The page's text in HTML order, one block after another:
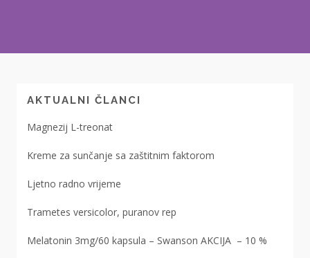
AKTUALNI ČLANCI
Magnezij L-treonat
Kreme za sunčanje sa zaštitnim faktorom
Ljetno radno vrijeme
Trametes versicolor, puranov rep
Melatonin 3mg/60 kapsula – Swanson AKCIJA – 10 %